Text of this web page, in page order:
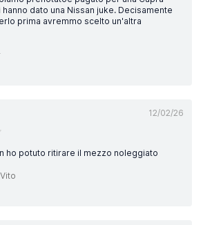
dato una Nissan juke. Decisamente
prima avremmo scelto un'altra
12/02/26
ho potuto ritirare il mezzo noleggiato